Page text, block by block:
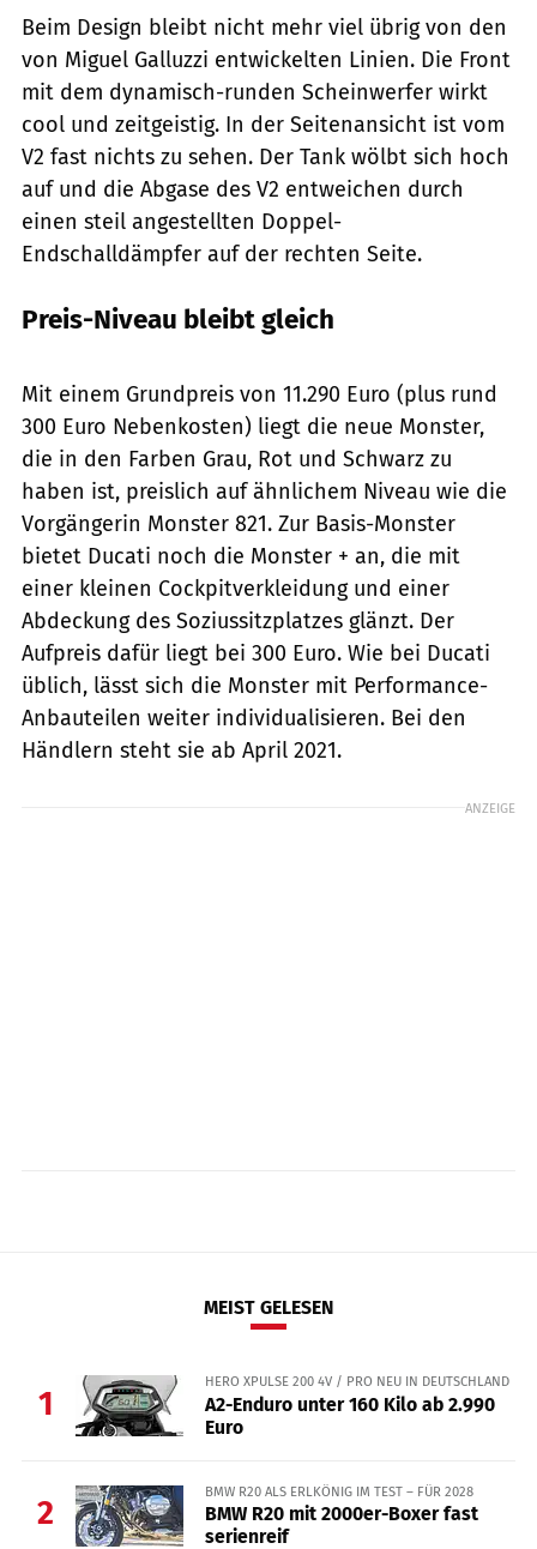
Beim Design bleibt nicht mehr viel übrig von den
von Miguel Galluzzi entwickelten Linien. Die Front
mit dem dynamisch-runden Scheinwerfer wirkt
cool und zeitgeistig. In der Seitenansicht ist vom
V2 fast nichts zu sehen. Der Tank wölbt sich hoch
auf und die Abgase des V2 entweichen durch
einen steil angestellten Doppel-
Endschalldämpfer auf der rechten Seite.
Preis-Niveau bleibt gleich
Mit einem Grundpreis von 11.290 Euro (plus rund
300 Euro Nebenkosten) liegt die neue Monster,
die in den Farben Grau, Rot und Schwarz zu
haben ist, preislich auf ähnlichem Niveau wie die
Vorgängerin Monster 821. Zur Basis-Monster
bietet Ducati noch die Monster + an, die mit
einer kleinen Cockpitverkleidung und einer
Abdeckung des Soziussitzplatzes glänzt. Der
Aufpreis dafür liegt bei 300 Euro. Wie bei Ducati
üblich, lässt sich die Monster mit Performance-
Anbauteilen weiter individualisieren. Bei den
Händlern steht sie ab April 2021.
ANZEIGE
MEIST GELESEN
1
HERO XPULSE 200 4V / PRO NEU IN DEUTSCHLAND
A2-Enduro unter 160 Kilo ab 2.990
Euro
2
BMW R20 ALS ERLKÖNIG IM TEST – FÜR 2028
BMW R20 mit 2000er-Boxer fast
serienreif